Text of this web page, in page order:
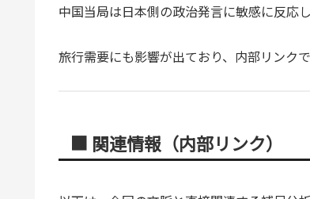
中国当局は日本側の政治発言に敏感に反応
旅行需要にも影響が出ており、内部リンク
■ 関連情報（内部リンク）